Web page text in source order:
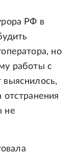
РФ в
но
работы с
отстранения
не